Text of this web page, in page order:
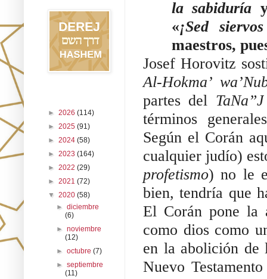
la sabiduría
«¡Sed
maestros,
Josef Horovitz
Al-Hokma’
partes del TaNa”J
términos
Según el Corán
cualquier judío)
profetismo) no le
bien, tendría que
El Corán pone la
como dios como
en la abolición de
Nuevo
► 2026 (114)
► 2025 (91)
► 2024 (58)
► 2023 (164)
► 2022 (29)
► 2021 (72)
▼ 2020 (58)
►diciembre
(6)
►noviembre
(12)
►octubre(7)
►septiembre
(11)